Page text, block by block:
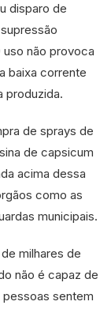
disparo de
não provoca
baixa corrente
produzida.
de sprays de
de capsicum
acima dessa
como as
municipais.
milhares de
não é capaz de
pessoas sentem